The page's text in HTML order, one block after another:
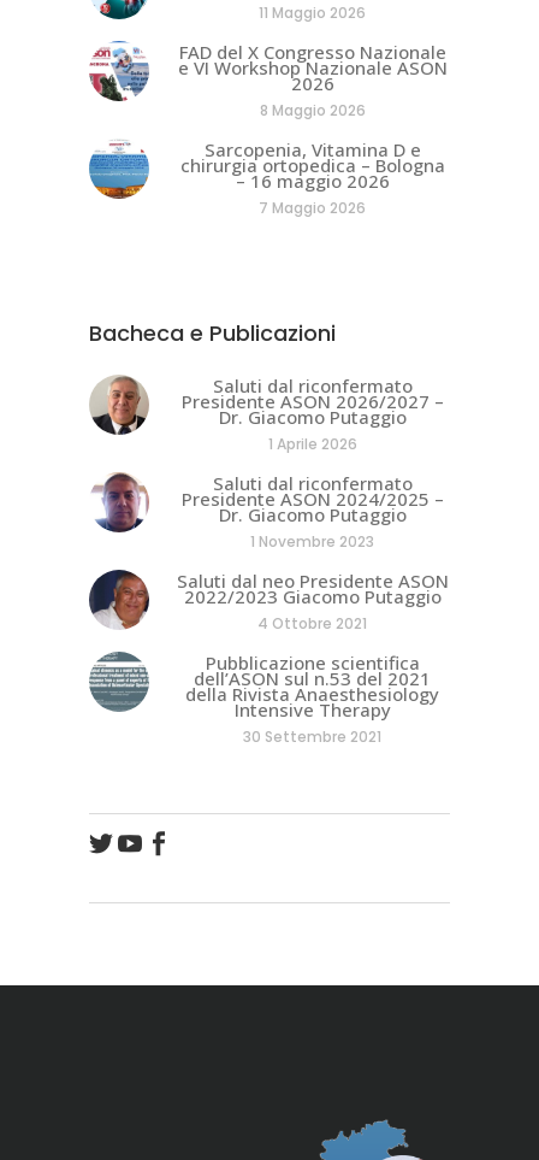
11 Maggio 2026
FAD del X Congresso Nazionale
e VI Workshop Nazionale ASON
2026
8 Maggio 2026
Sarcopenia, Vitamina D e
chirurgia ortopedica – Bologna
– 16 maggio 2026
7 Maggio 2026
Bacheca e Publicazioni
Saluti dal riconfermato
Presidente ASON 2026/2027 –
Dr. Giacomo Putaggio
1 Aprile 2026
Saluti dal riconfermato
Presidente ASON 2024/2025 –
Dr. Giacomo Putaggio
1 Novembre 2023
Saluti dal neo Presidente ASON
2022/2023 Giacomo Putaggio
4 Ottobre 2021
Pubblicazione scientifica
dell’ASON sul n.53 del 2021
della Rivista Anaesthesiology
Intensive Therapy
30 Settembre 2021